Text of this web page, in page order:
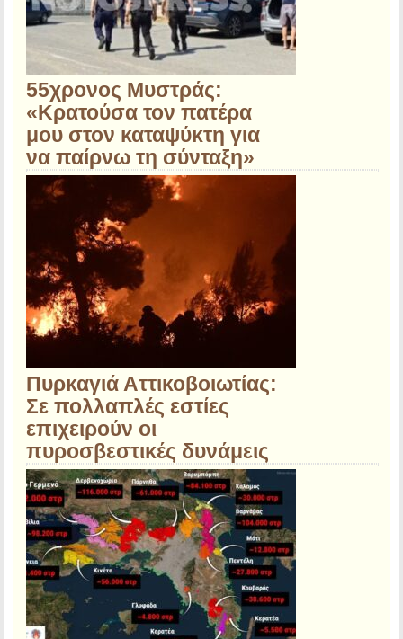
55χρονος Μυστράς:
«Κρατούσα τον πατέρα
μου στον καταψύκτη για
να παίρνω τη σύνταξη»
Πυρκαγιά Αττικοβοιωτίας:
Σε πολλαπλές εστίες
επιχειρούν οι
πυροσβεστικές δυνάμεις